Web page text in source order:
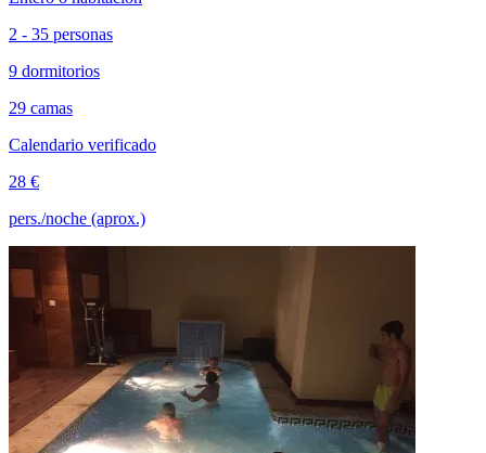
2 - 35 personas
9 dormitorios
29 camas
Calendario verificado
28 €
pers./noche (aprox.)